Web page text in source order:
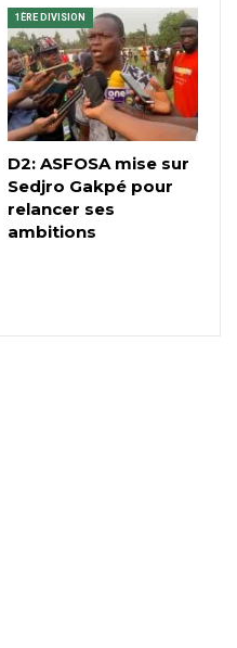
1ÈRE DIVISION
D2: ASFOSA mise sur
Sedjro Gakpé pour
relancer ses
ambitions